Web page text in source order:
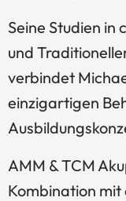
Seine Studien in
und
verbindet
einzigartigen
AMM & TCM
Kombination mit